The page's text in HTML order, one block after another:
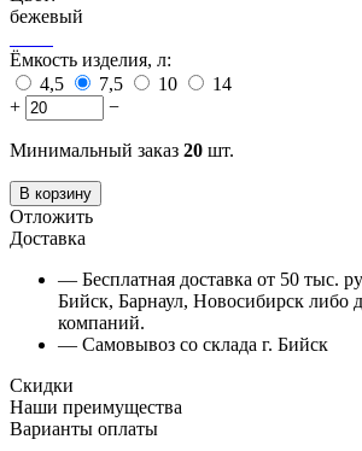
бежевый
Ёмкость изделия, л:
4,5
7,5 10
14
+
−
Минимальный заказ 20 шт.
В корзину
Отложить
Доставка
— Бесплатная доставка от 50 тыс.
Бийск, Барнаул, Новосибирск либо
компаний.
— Самовывоз со склада г. Бийск
Скидки
Наши преимущества
Варианты оплаты